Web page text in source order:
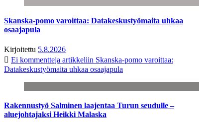
Skanska-pomo varoittaa: Datakeskustyömaita uhkaa
osaajapula
Kirjoitettu 5.8.2026
Ei kommentteja artikkeliin Skanska-pomo varoittaa:
Datakeskustyömaita uhkaa osaajapula
Rakennustyö Salminen laajentaa Turun seudulle –
aluejohtajaksi Heikki Malaska